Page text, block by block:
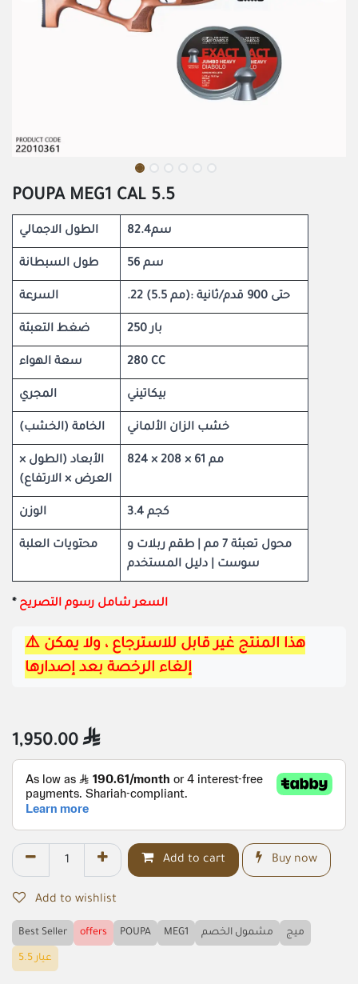
POUPA MEG1 CAL 5.5
الطول الاجمالي 82.4سم
طول السبطانة 56 سم
السرعة .22 (5.5 مم): حتى 900 قدم/ثانية
ضغط التعبئة 250 بار
سعة الهواء 280 CC
المجري بيكاتيني
الخامة (الخشب) خشب الزان الألماني
الأبعاد (الطول ×
العرض × الارتفاع)
824 × 208 × 61 مم
الوزن 3.4 كجم
محتويات العلبة
محول تعبئة 7 مم | طقم ربلات و
سوست | دليل المستخدم
​* السعر شامل رسوم التصريح
⚠️هذا المنتج غير قابل للاسترجاع ، ولا يمكن
إلغاء الرخصة بعد إصدارها
1,950.00 
Add to cart Buy now
Add to wishlist
Best Seller offers POUPA MEG1 مشمول الخصم ميج
عيار 5.5